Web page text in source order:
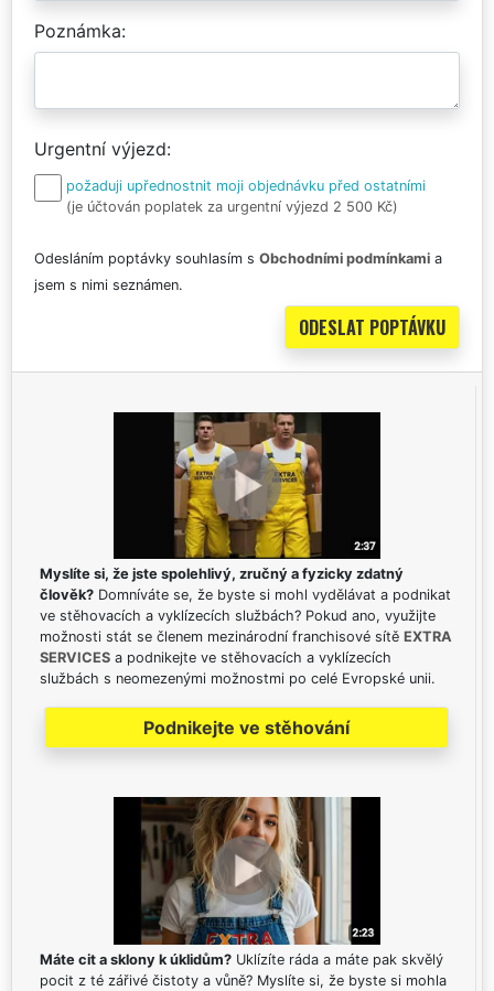
Poznámka
Urgentní výjezd
požaduji upřednostnit moji objednávku před ostatními
(je účtován poplatek za urgentní výjezd 2 500 Kč)
Odesláním poptávky souhlasím s Obchodními podmínkami a
jsem s nimi seznámen.
Myslíte si, že jste spolehlivý, zručný a fyzicky zdatný
člověk? Domníváte se, že byste si mohl vydělávat a podnikat
ve stěhovacích a vyklízecích službách? Pokud ano, využijte
možnosti stát se členem mezinárodní franchisové sítě EXTRA
SERVICES a podnikejte ve stěhovacích a vyklízecích
službách s neomezenými možnostmi po celé Evropské unii.
Podnikejte ve stěhování
Máte cit a sklony k úklidům? Uklízíte ráda a máte pak skvělý
pocit z té zářivé čistoty a vůně? Myslíte si, že byste si mohla